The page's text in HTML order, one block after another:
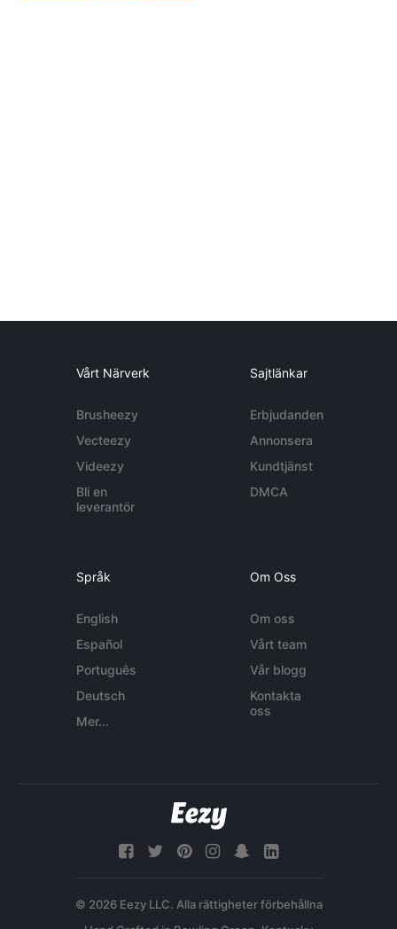
Vårt Närverk
Brusheezy
Vecteezy
Videezy
Bli en
leverantör
Sajtlänkar
Erbjudanden
Annonsera
Kundtjänst
DMCA
Språk
English
Español
Português
Deutsch
Mer...
Om Oss
Om oss
Vårt team
Vår blogg
Kontakta
oss
© 2026 Eezy LLC. Alla rättigheter förbehållna